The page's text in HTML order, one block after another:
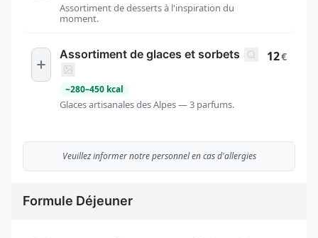
Assortiment de desserts à l'inspiration du
moment.
Assortiment de glaces et sorbets
~280–450 kcal
Glaces artisanales des Alpes — 3 parfums.
12€
Veuillez informer notre personnel en cas d'allergies
Formule Déjeuner